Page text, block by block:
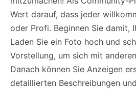
Wert darauf, dass jeder
oder Profi. Beginnen Sie damit,
Laden Sie ein Foto hoch und
Vorstellung, um sich mit
Danach können Sie Anzeigen
detaillierten Beschreibungen